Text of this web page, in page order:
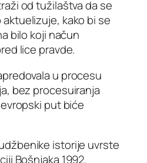
od tužilaštva da se
kako bi se
bilo koji načun
lice pravde.
u procesu
bez procesuiranja
put biće
istorije uvrste
Bošnjaka 1992.